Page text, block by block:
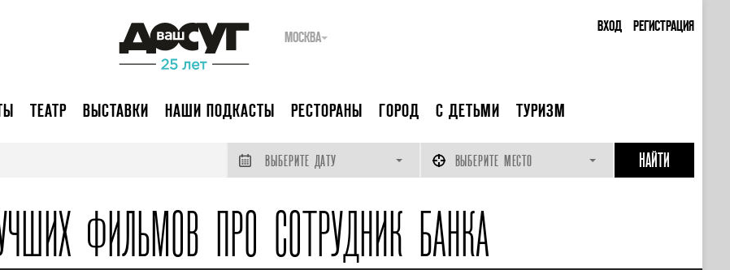
ВХОД РЕГИСТРАЦИЯ
МОСКВА
ТЕАТР ВЫСТАВКИ НАШИ ПОДКАСТЫ РЕСТОРАНЫ ГОРОД С ДЕТЬМИ ТУРИЗМ
ВЫБЕРИТЕ ДАТУ ВЫБЕРИТЕ МЕСТО
ФИЛЬМОВ ПРО СОТРУДНИК БАНКА